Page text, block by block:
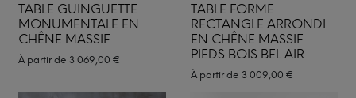
TABLE GUINGUETTE
MONUMENTALE EN
CHÊNE MASSIF
À partir de 3 069,00 €
TABLE FORME
RECTANGLE ARRONDI
EN CHÊNE MASSIF
PIEDS BOIS BEL AIR
À partir de 3 009,00 €